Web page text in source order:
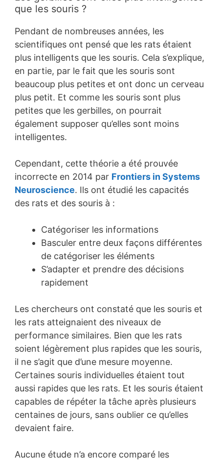
que les souris ?
Pendant de nombreuses années, les
scientifiques ont pensé que les rats étaient
plus intelligents que les souris. Cela s’explique,
en partie, par le fait que les souris sont
beaucoup plus petites et ont donc un cerveau
plus petit. Et comme les souris sont plus
petites que les gerbilles, on pourrait
également supposer qu’elles sont moins
intelligentes.
Cependant, cette théorie a été prouvée
incorrecte en 2014 par Frontiers in Systems
Neuroscience. Ils ont étudié les capacités
des rats et des souris à :
Catégoriser les informations
Basculer entre deux façons différentes
de catégoriser les éléments
S’adapter et prendre des décisions
rapidement
Les chercheurs ont constaté que les souris et
les rats atteignaient des niveaux de
performance similaires. Bien que les rats
soient légèrement plus rapides que les souris,
il ne s’agit que d’une mesure moyenne.
Certaines souris individuelles étaient tout
aussi rapides que les rats. Et les souris étaient
capables de répéter la tâche après plusieurs
centaines de jours, sans oublier ce qu’elles
devaient faire.
Aucune étude n’a encore comparé les